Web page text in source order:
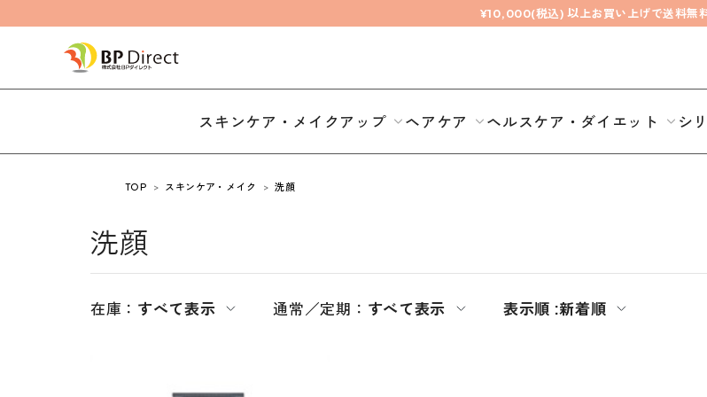
¥10,000(税込) 以上お買い上げで送料無
スキンケア・メイクアップ ヘアケア ヘルスケア・ダイエット シ
TOP スキンケア・メイク 洗顔
洗顔
在庫： すべて表示 通常／定期： すべて表示 表示順 :新着順